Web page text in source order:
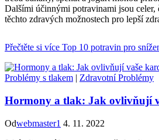
Dalšími účinnými potravinami jsou celer,
těchto zdravých možnostech pro lepší
Přečtěte si více Top 10 potravin pro
Problémy s tlakem | Zdravotní Problémy
Hormony a tlak: Jak ovlivňují
Odwebmaster1 4. 11. 2022